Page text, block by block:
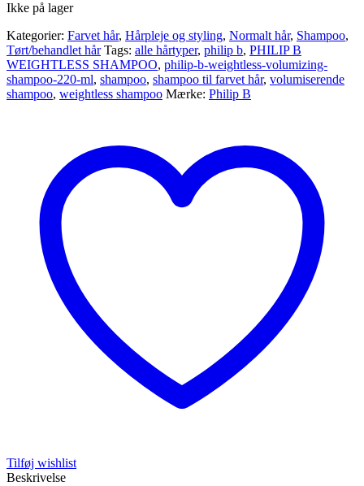
Ikke på lager
Kategorier: Farvet hår, Hårpleje og styling, Normalt hår, Shampoo,
Tørt/behandlet hår Tags: alle hårtyper, philip b, PHILIP B
WEIGHTLESS SHAMPOO, philip-b-weightless-volumizing-
shampoo-220-ml, shampoo, shampoo til farvet hår, volumiserende
shampoo, weightless shampoo Mærke: Philip B
Tilføj wishlist
Beskrivelse